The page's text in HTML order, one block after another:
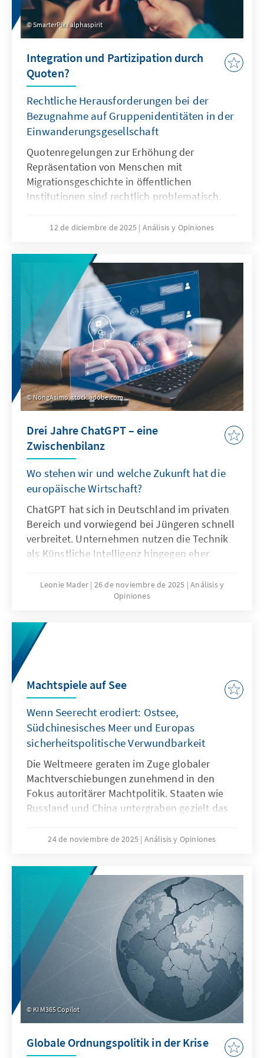
SmarterPix / alphaspirit
Integration und Partizipation durch
Quoten?
Rechtliche Herausforderungen bei der
Bezugnahme auf Gruppenidentitäten in der
Einwanderungsgesellschaft
Quotenregelungen zur Erhöhung der
Repräsentation von Menschen mit
Migrationsgeschichte in öffentlichen
Institutionen sind rechtlich problematisch.
nach Herkunft. Für Quoten zugunsten von
verfassungsrechtliche Grundlage. Das Papier
zeigt: Sonderregelungen für neu
eingewanderte Menschen sind nur zu Beginn
sinnvoll. Später besteht die herausfordernde
Aufgabe der Abgrenzung der Gruppe.
12 de diciembre de 2025 Análisis y Opiniones
NongAsimo, stock.adobe.com
Drei Jahre ChatGPT – eine
Zwischenbilanz
Wo stehen wir und welche Zukunft hat die
europäische Wirtschaft?
ChatGPT hat sich in Deutschland im privaten
Bereich und vorwiegend bei Jüngeren schnell
verbreitet. Unternehmen nutzen die Technik
als Künstliche Intelligenz hingegen eher
hierfür sind nicht nur technische
Eigenschaften von ChatGPT, sondern auch
oder die Spezifikation. Für Europa geht es
deshalb nicht darum, ChatGPT mit
Verzögerung nachzubauen. Vielmehr gilt es
außereuropäische so anzupassen, dass sie als
Produkte besser zu den institutionalisierten
Strukturen passen.
Leonie Mader 26 de noviembre de 2025 Análisis y
Opiniones
Machtspiele auf See
Wenn Seerecht erodiert: Ostsee,
Südchinesisches Meer und Europas
sicherheitspolitische Verwundbarkeit
Die Weltmeere geraten im Zuge globaler
Machtverschiebungen zunehmend in den
Fokus autoritärer Machtpolitik. Staaten wie
Russland und China untergraben gezielt das
formen – eine Praxis, die als „Lawfare“
Sabotageakte Europas Verwundbarkeit, im
Südchinesischen Meer demonstriert China,
wie Recht zur Machtfrage wird. Beide Fälle
verdeutlichen: Wo das Seerecht unterwandert
wird, geraten Europas Sicherheit,
Handlungsfähigkeit und die regelbasierte
Ordnung ins Wanken.
24 de noviembre de 2025 Análisis y Opiniones
KI M365 Copilot
Globale Ordnungspolitik in der Krise